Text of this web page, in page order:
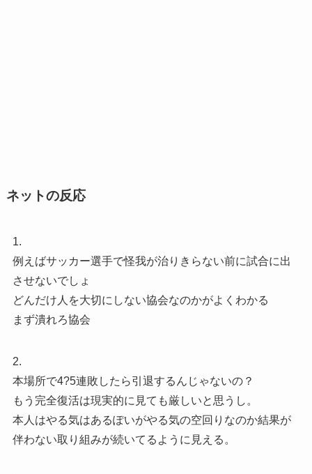
ネットの反応
1.
例えばサッカー選手で怪我が治りきらない前に試合に出
させないでしょ
どんだけ人を大切にしない協会なのかがよくわかる
まず潰れろ協会
2.
本場所で4?5連敗したら引退するんじゃないの？
もう完全復活は現実的に見ても厳しいと思うし。
本人はやる気はあるぽいがやる気の空回りなのか結果が
伴わない取り組みが続いてるように見える。